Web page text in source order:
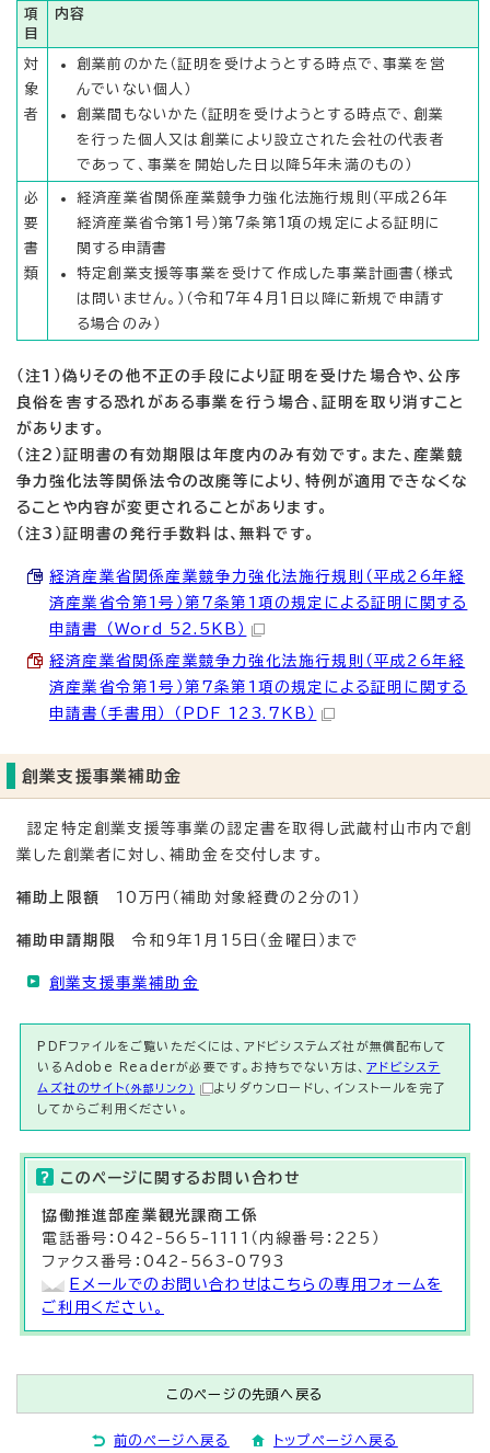
項
目
内容
対
象
者
創業前のかた（証明を受けようとする時点で、事業を営
んでいない個人）
創業間もないかた（証明を受けようとする時点で、創業
を行った個人又は創業により設立された会社の代表者
であって、事業を開始した日以降5年未満のもの）
必
要
書
類
経済産業省関係産業競争力強化法施行規則（平成26年
経済産業省令第1号）第7条第1項の規定による証明に
関する申請書
特定創業支援等事業を受けて作成した事業計画書（様式
は問いません。）（令和7年4月1日以降に新規で申請す
る場合のみ）
（注1）偽りその他不正の手段により証明を受けた場合や、公序
良俗を害する恐れがある事業を行う場合、証明を取り消すこと
があります。
（注2）証明書の有効期限は年度内のみ有効です。また、産業競
争力強化法等関係法令の改廃等により、特例が適用できなくな
ることや内容が変更されることがあります。
（注3）証明書の発行手数料は、無料です。
経済産業省関係産業競争力強化法施行規則（平成26年経
済産業省令第1号）第7条第1項の規定による証明に関する
申請書 （Word 52.5KB）
経済産業省関係産業競争力強化法施行規則（平成26年経
済産業省令第1号）第7条第1項の規定による証明に関する
申請書（手書用） （PDF 123.7KB）
創業支援事業補助金
認定特定創業支援等事業の認定書を取得し武蔵村山市内で創
業した創業者に対し、補助金を交付します。
補助上限額 10万円（補助対象経費の2分の1）
補助申請期限 令和9年1月15日（金曜日）まで
創業支援事業補助金
PDFファイルをご覧いただくには、アドビシステムズ社が無償配布して
いるAdobe Readerが必要です。お持ちでない方は、アドビシステ
ムズ社のサイト （外部リンク）
よりダウンロードし、インストールを完了
してからご利用ください。
このページに関する お問い合わせ
協働推進部産業観光課商工係
電話番号：042-565-1111（内線番号：225）
ファクス番号：042-563-0793
Eメールでのお問い合わせはこちらの専用フォームを
ご利用ください。
このページの先頭へ戻る
前のページへ戻る トップページへ戻る